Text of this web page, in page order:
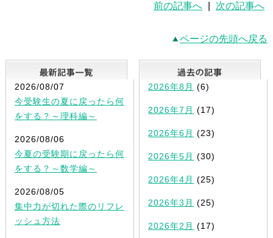
前の記事へ 次の記事へ
ページの先頭へ戻る
最新記事一覧
2026/08/07
今受験生の夏に戻ったら何
をする？～理科編～
2026/08/06
今夏の受験期に戻ったら何
をする？～数学編～
2026/08/05
集中力が切れた際のリフレ
ッシュ方法
2026年8月 (6)
2026年7月 (17)
2026年6月 (23)
2026年5月 (30)
2026年4月 (25)
2026年3月 (25)
2026年2月 (17)